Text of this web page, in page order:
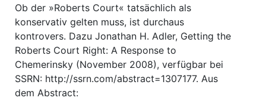
Ob der »Roberts Court« tatsächlich als
konservativ gelten muss, ist durchaus
kontrovers. Dazu Jonathan H. Adler, Getting the
Roberts Court Right: A Response to
Chemerinsky (November 2008), verfügbar bei
SSRN: http://ssrn.com/abstract=1307177. Aus
dem Abstract: